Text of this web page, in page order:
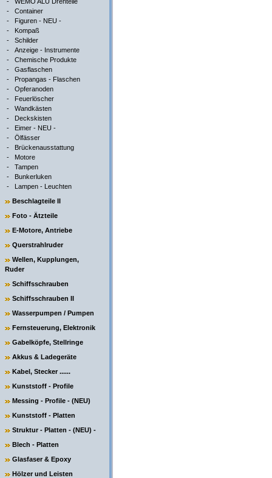
- Container
- Figuren - NEU -
- Kompaß
- Schilder
- Anzeige - Instrumente
- Chemische Produkte
- Gasflaschen
- Propangas - Flaschen
- Opferanoden
- Feuerlöscher
- Wandkästen
- Deckskisten
- Eimer - NEU -
- Ölfässer
- Brückenausstattung
- Motore
- Tampen
- Bunkerluken
- Lampen - Leuchten
Beschlagteile II
Foto - Ätzteile
E-Motore, Antriebe
Querstrahlruder
Wellen, Kupplungen,
Ruder
Schiffsschrauben
Schiffsschrauben II
Wasserpumpen / Pumpen
Fernsteuerung, Elektronik
Gabelköpfe, Stellringe
Akkus & Ladegeräte
Kabel, Stecker ......
Kunststoff - Profile
Messing - Profile - (NEU)
Kunststoff - Platten
Struktur - Platten - (NEU) -
Blech - Platten
Glasfaser & Epoxy
Hölzer und Leisten